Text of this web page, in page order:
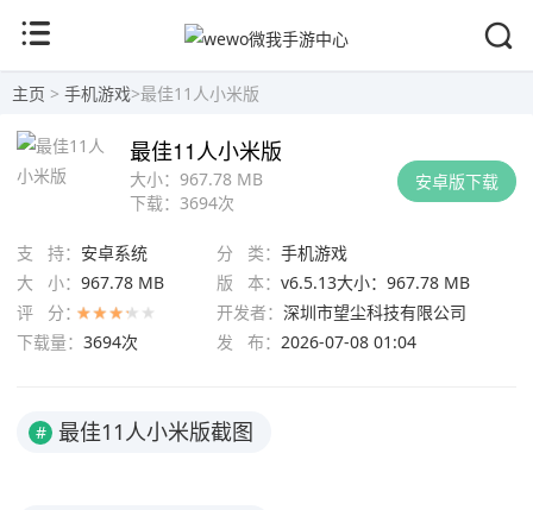
主页 > 手机游戏>最佳11人小米版
安卓版下载
大小： 967.78 MB
下载： 3694次
最佳11人小米版
支 持： 安卓系统 分 类： 手机游戏
大 小： 967.78 MB 版 本： v6.5.13大小：967.78 MB
评 分：
开发者： 深圳市望尘科技有限公司
下载量： 3694次 发 布： 2026-07-08 01:04
# 最佳11人小米版截图